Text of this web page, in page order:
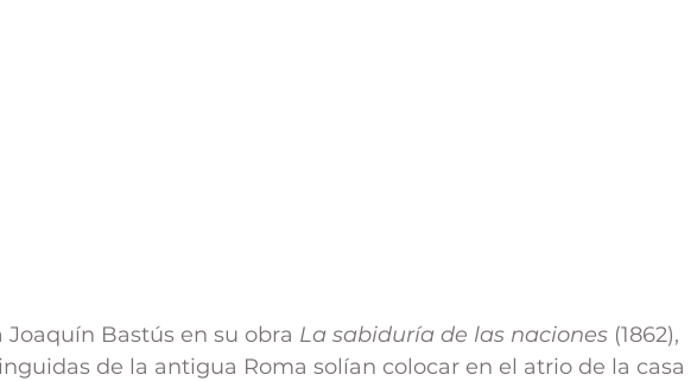
Bastús en su obra La sabiduría de las naciones (1862),
de la antigua Roma solían colocar en el atrio de la casa